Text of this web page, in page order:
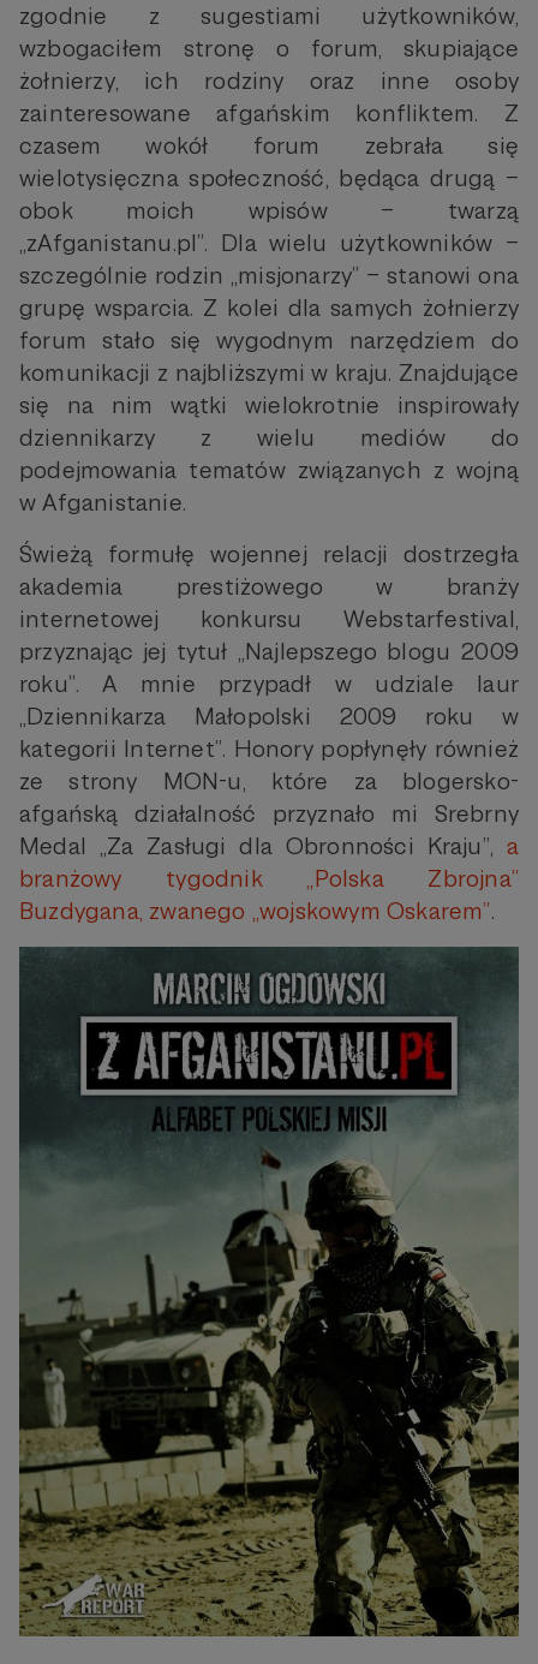
zgodnie z sugestiami użytkowników,
wzbogaciłem stronę o forum, skupiające
żołnierzy, ich rodziny oraz inne osoby
zainteresowane afgańskim konfliktem. Z
czasem wokół forum zebrała się
wielotysięczna społeczność, będąca drugą –
obok moich wpisów – twarzą
„zAfganistanu.pl”. Dla wielu użytkowników –
szczególnie rodzin „misjonarzy” – stanowi ona
grupę wsparcia. Z kolei dla samych żołnierzy
forum stało się wygodnym narzędziem do
komunikacji z najbliższymi w kraju. Znajdujące
się na nim wątki wielokrotnie inspirowały
dziennikarzy z wielu mediów do
podejmowania tematów związanych z wojną
w Afganistanie.
Świeżą formułę wojennej relacji dostrzegła
akademia prestiżowego w branży
internetowej konkursu Webstarfestival,
przyznając jej tytuł „Najlepszego blogu 2009
roku”. A mnie przypadł w udziale laur
„Dziennikarza Małopolski 2009 roku w
kategorii Internet”. Honory popłynęły również
ze strony MON-u, które za blogersko-
afgańską działalność przyznało mi Srebrny
Medal „Za Zasługi dla Obronności Kraju”, a
branżowy tygodnik „Polska Zbrojna”
Buzdygana, zwanego „wojskowym Oskarem”.